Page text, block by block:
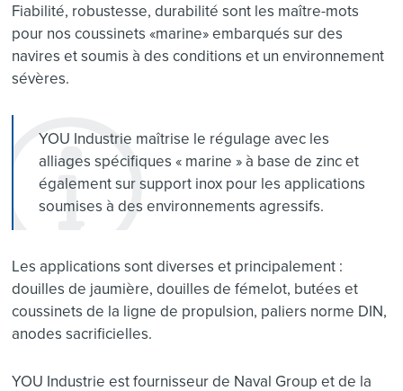
Fiabilité, robustesse, durabilité sont les maître-mots
pour nos coussinets «marine» embarqués sur des
navires et soumis à des conditions et un environnement
sévères.
YOU Industrie maîtrise le régulage avec les
alliages spécifiques « marine » à base de zinc et
également sur support inox pour les applications
soumises à des environnements agressifs.
Les applications sont diverses et principalement :
douilles de jaumière, douilles de fémelot, butées et
coussinets de la ligne de propulsion, paliers norme DIN,
anodes sacrificielles.
YOU Industrie est fournisseur de Naval Group et de la